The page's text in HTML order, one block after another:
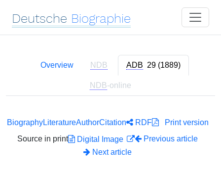
Deutsche Biographie
Overview NDB ADB 29 (1889)
NDB-online
BiographyLiteratureAuthorCitation RDF
Print version
Source in print
Digital Image
Previous article
Next article